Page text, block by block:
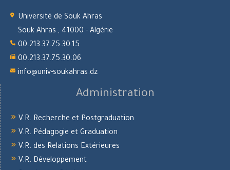
Université de Souk Ahras
Souk Ahras , 41000 - Algérie
00.213.37.75.30.15
00.213.37.75.30.06
info@univ-soukahras.dz
Administration
V.R. Recherche et Postgraduation
V.R. Pédagogie et Graduation
V.R. des Relations Extérieures
V.R. Développement